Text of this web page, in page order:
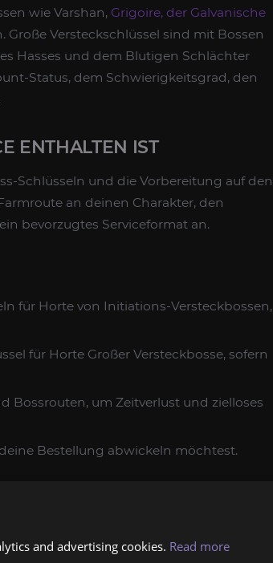
wie Varshan, Grigoire, der Galvanische
Große Versteckschlüssel sind mit Bossen
Hasses und dem Blutigen Schlächter
Status, dem Schwierigkeitsgrad, den
ENTHALTEN IST
Schlüsseln und die Vorbereitung auf den
an deinen Charakter, den
bevorzugtes Serviceformat an.
für Horte von Initiations-Versteckbossen,
für Horte Großer Versteckbosse, sofern
um Zeitverlust und zielloses
Bestellung abwickeln möchtest.
Beute, Gold, Erfahrungspunkte,
erhalten werden, bleiben auf deinem
and advertising cookies. Read more